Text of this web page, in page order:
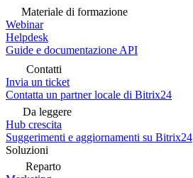
Materiale di formazione
Webinar
Helpdesk
Guide e documentazione API
Contatti
Invia un ticket
Contatta un partner locale di Bitrix24
Da leggere
Hub crescita
Suggerimenti e aggiornamenti su Bitrix24
Soluzioni
Reparto